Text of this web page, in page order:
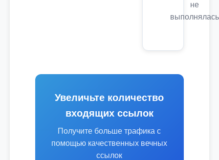
не
выполнялась
Увеличьте количество
входящих ссылок
Получите больше трафика с
помощью качественных вечных
ссылок